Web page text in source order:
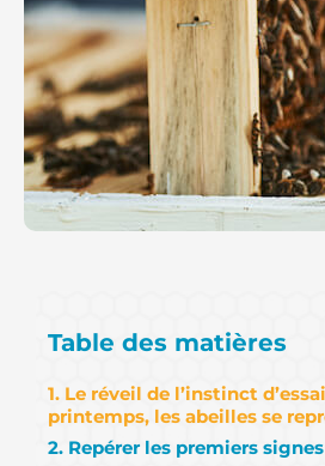
Table des matières
1. Le réveil de l’instinct
printemps, les abeilles se
2. Repérer les premiers